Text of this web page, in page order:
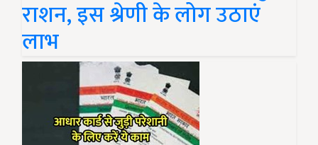
राशन, इस श्रेणी के लोग उठाएं
लाभ